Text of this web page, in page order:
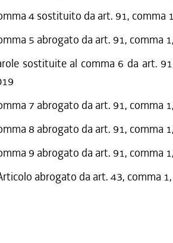
4 sostituito da art. 91, comma
5 abrogato da art. 91, comma
sostituite al comma 6 da art.
7 abrogato da art. 91, comma
8 abrogato da art. 91, comma
9 abrogato da art. 91, comma
abrogato da art. 43, comma